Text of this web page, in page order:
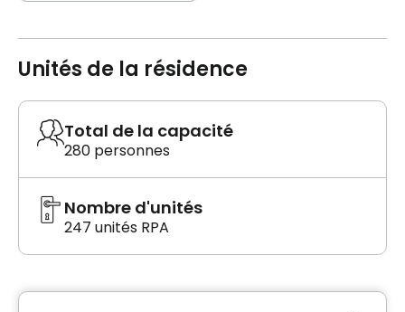
Unités de la résidence
Total de la capacité
280 personnes
Nombre d'unités
247 unités RPA